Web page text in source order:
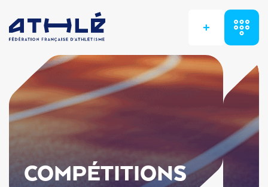
+
COMPÉTITIONS